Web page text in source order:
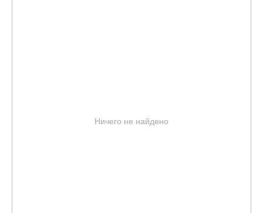
Ничего не найдено